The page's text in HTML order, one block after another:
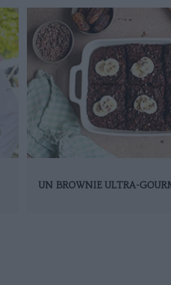
UN BROWNIE ULTRA-